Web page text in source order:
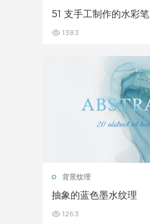
51 支手工制作的水彩笔
1383
背景纹理
抽象的蓝色墨水纹理
1263